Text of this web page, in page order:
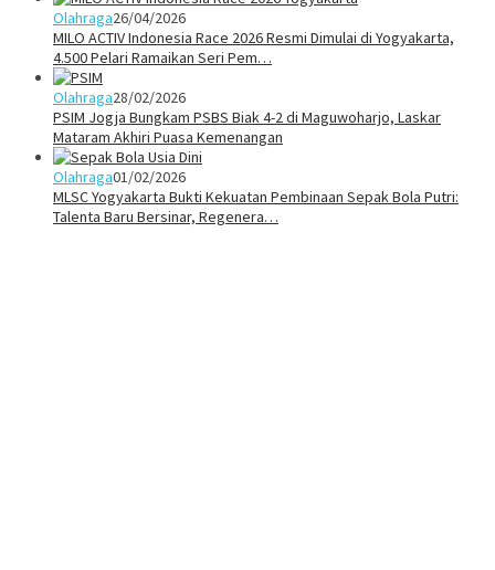
Olahraga26/04/2026
MILO ACTIV Indonesia Race 2026 Resmi Dimulai di Yogyakarta,
4.500 Pelari Ramaikan Seri Pem…
Olahraga28/02/2026
PSIM Jogja Bungkam PSBS Biak 4-2 di Maguwoharjo, Laskar
Mataram Akhiri Puasa Kemenangan
Olahraga01/02/2026
MLSC Yogyakarta Bukti Kekuatan Pembinaan Sepak Bola Putri:
Talenta Baru Bersinar, Regenera…